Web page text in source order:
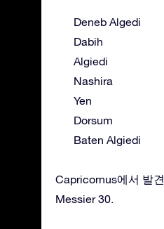
Deneb Algedi
Dabih
Algiedi
Nashira
Yen
Dorsum
Baten Algiedi
Capricornus에서 발
Messier 30.